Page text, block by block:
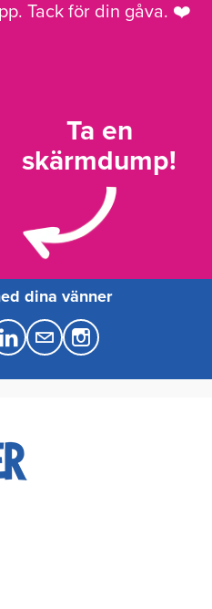
Tack för din gåva. ❤️
Ta en
skärmdump!
dina vänner
L
i
k
e
M
a